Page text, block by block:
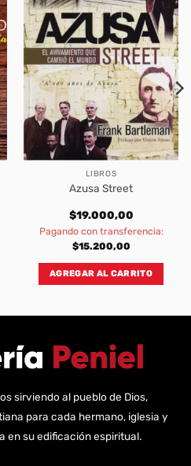
LIBROS
Azusa Street
$19.000,00
Pagando con transferencia:
$15.200,00
AGREGAR AL CARRITO
sirviendo al pueblo de Dios,
para cada hermano, iglesia y
en su edificación espiritual.